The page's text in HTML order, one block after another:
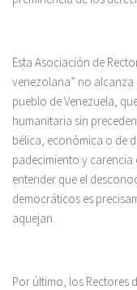
Esta Asociación de
venezolana” no alcanza
pueblo de Venezuela,
humanitaria sin
bélica, económica o de
padecimiento y
entender que el
democráticos es
aquejan.
Por último, los Rectores